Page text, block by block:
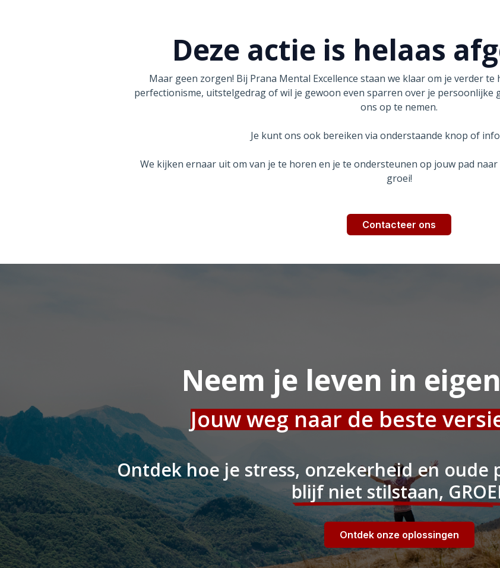
Deze actie is helaas
Maar geen zorgen! Bij Prana Mental Excellence staan we klaar om je verder
perfectionisme, uitstelgedrag of wil je gewoon even sparren over je persoonlijke
ons op te nemen.
Je kunt ons ook bereiken via onderstaande knop of
We kijken ernaar uit om van je te horen en je te ondersteunen op jouw pad
groei!
Contacteer ons
Neem je leven in
Jouw weg naar de beste
Ontdek hoe je stress, onzekerheid en
blijf niet stilstaan,
Ontdek onze oplossingen